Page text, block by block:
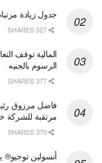
جدول زيادة مرتبات الموظفين
المالية توقف
الرسوم بالجنيه
مرتقبة للشركة خلال
أنسولين توجيو®